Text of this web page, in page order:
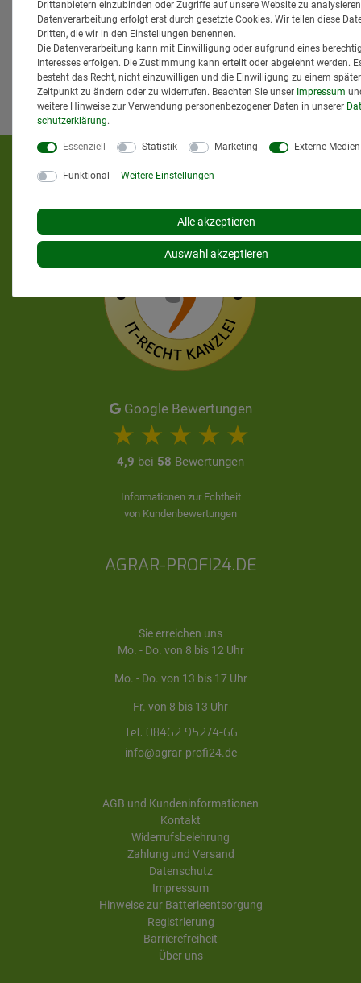
KUNDENMEINUNGEN
Google Bewertungen
4,9 bei 58 Bewertungen
Informationen zur Echtheit
von Kundenbewertungen
AGRAR-PROFI24.DE
Sie erreichen uns
Mo. - Do. von 8 bis 12 Uhr
Mo. - Do. von 13 bis 17 Uhr
Fr. von 8 bis 13 Uhr
Tel. 08462 95274-66
info@agrar-profi24.de
AGB und Kundeninformationen
Kontakt
Widerrufsbelehrung
Zahlung und Versand
Datenschutz
Impressum
Hinweise zur Batterieentsorgung
Registrierung
Barrierefreiheit
Über uns
Drittanbietern einzubinden oder Zugriffe auf unsere Website zu
Datenverarbeitung erfolgt erst durch gesetzte Cookies. Wir teilen diese
Dritten, die wir in den Einstellungen benennen.
Die Datenverarbeitung kann mit Einwilligung oder aufgrund eines
Interesses erfolgen. Die Zustimmung kann erteilt oder abgelehnt werden.
besteht das Recht, nicht einzuwilligen und die Einwilligung zu einem
Zeitpunkt zu ändern oder zu widerrufen. Beachten Sie unser Impressum
weitere Hinweise zur Verwendung personenbezogener Daten in unserer
schutz­erklärung.
Essenziell Statistik Marketing Externe Medien
Funktional Weitere Einstellungen
Alle akzeptieren
Auswahl akzeptieren